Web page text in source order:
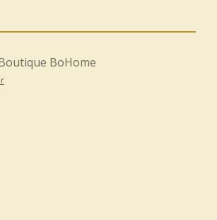
BoHome